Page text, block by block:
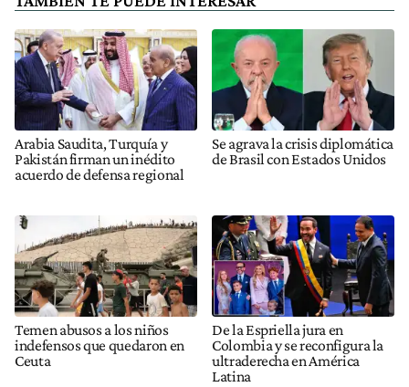
Arabia Saudita, Turquía y
Pakistán firman un inédito
acuerdo de defensa regional
Se agrava la crisis diplomática
de Brasil con Estados Unidos
Temen abusos a los niños
indefensos que quedaron en
Ceuta
De la Espriella jura en
Colombia y se reconfigura la
ultraderecha en América
Latina